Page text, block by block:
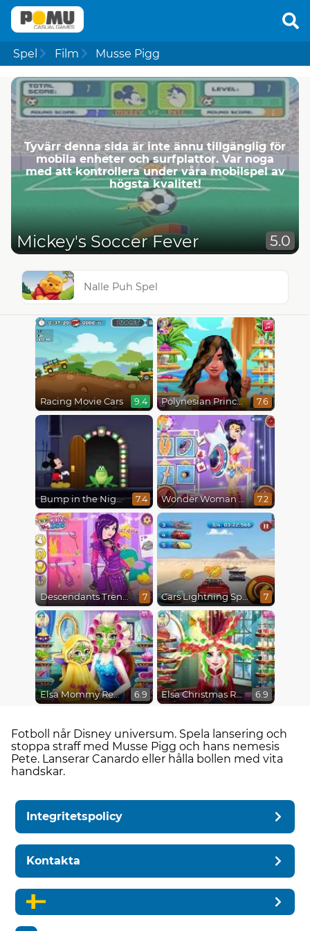
Spel Film Musse Pigg
Tyvärr denna sida är inte ännu tillgänglig för
mobila enheter och surfplattor. Var noga
med att kontrollera under våra mobilspel av
högsta kvalitet!
Mickey's Soccer Fever 5.0
Nalle Puh Spel
Racing Movie Cars 9.4 Polynesian Princess Real Haircuts 7.6
Bump in the Night 7.4 Wonder Woman Fashion Event 7.2
Descendants Trendsetters 7 Cars Lightning Speed 7
Elsa Mommy Real Makeover 6.9 Elsa Christmas Real Haircuts 6.9
Fotboll når Disney universum. Spela lansering och
stoppa straff med Musse Pigg och hans nemesis
Pete. Lanserar Canardo eller hålla bollen med vita
handskar.
Integritetspolicy
Kontakta